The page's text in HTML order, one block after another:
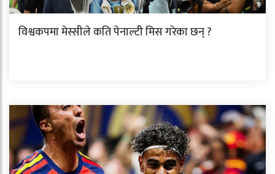
विश्वकपमा मेस्सीले कति पेनाल्टी मिस गरेका छन् ?